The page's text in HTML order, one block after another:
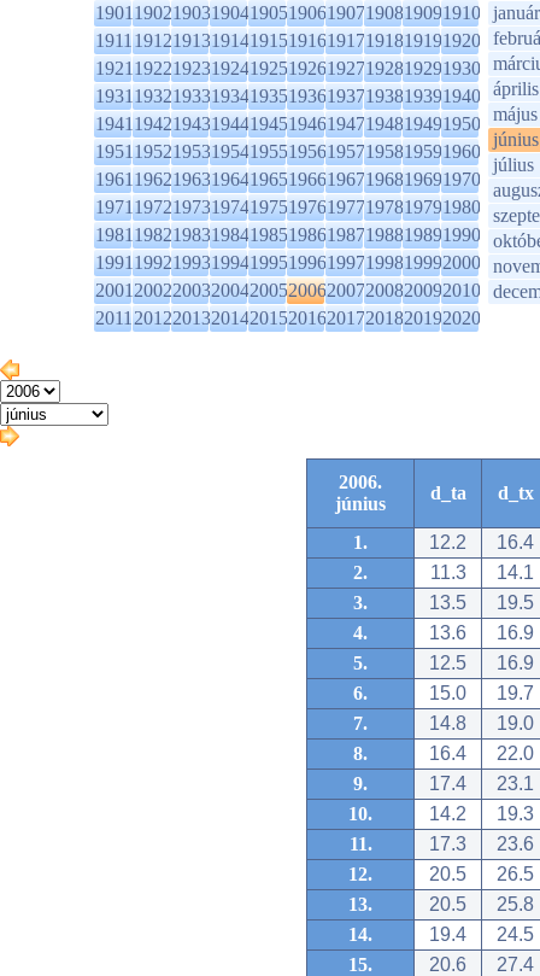
1901190219031904190519061907190819091910
1911191219131914191519161917191819191920
1921192219231924192519261927192819291930
1931193219331934193519361937193819391940
1941194219431944194519461947194819491950
1951195219531954195519561957195819591960
1961196219631964196519661967196819691970
1971197219731974197519761977197819791980
1981198219831984198519861987198819891990
1991199219931994199519961997199819992000
2001200220032004200520062007200820092010
2011201220132014201520162017201820192020
január
április
május
június
július
2006.
június
d_ta d_tx
1. 12.2
16.4
2.
11.3
14.1
3.
13.5
19.5
4.
13.6
16.9
5.
12.5
16.9
6.
15.0
19.7
7.
14.8
19.0
8.
16.4
22.0
9.
17.4
23.1
10.
14.2
19.3
11.
17.3
23.6
12.
20.5
26.5
13.
20.5
25.8
14.
19.4
24.5
15.
20.6
27.4